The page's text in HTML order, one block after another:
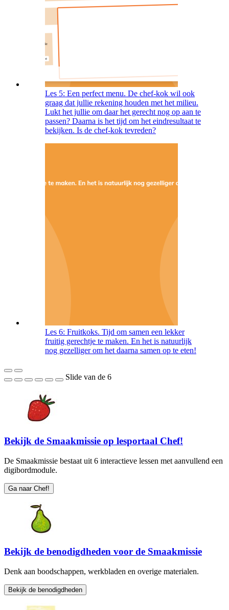
Les 5: Een perfect menu. De chef-kok wil ook
graag dat jullie rekening houden met het milieu.
Lukt het jullie om daar het gerecht nog op aan te
passen? Daarna is het tijd om het eindresultaat te
bekijken. Is de chef-kok tevreden?
Les 6: Fruitkoks. Tijd om samen een lekker
fruitig gerechtje te maken. En het is natuurlijk
nog gezelliger om het daarna samen op te eten!
Slide van de 6
Bekijk de Smaakmissie op lesportaal Chef!
De Smaakmissie bestaat uit 6 interactieve lessen met aanvullend een
digibordmodule.
Ga naar Chef!
Bekijk de benodigdheden voor de Smaakmissie
Denk aan boodschappen, werkbladen en overige materialen.
Bekijk de benodigdheden